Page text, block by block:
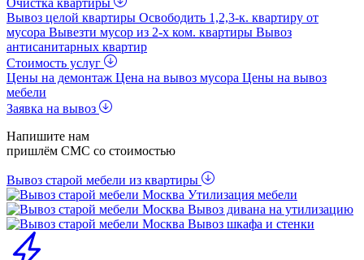
Очистка квартиры
Вывоз целой квартиры Освободить 1,2,3-к. квартиру от
мусора Вывезти мусор из 2-x ком. квартиры Вывоз
антисанитарных квартир
Стоимость услуг
Цены на демонтаж Цена на вывоз мусора Цены на вывоз
мебели
Заявка на вывоз
Напишите нам
пришлём СМС со стоимостью
Вывоз старой мебели из квартиры
Утилизация мебели
Вывоз дивана на утилизацию
Вывоз шкафа и стенки